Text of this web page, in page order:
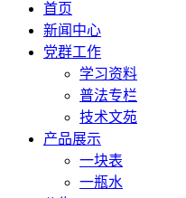
首页
新闻中心
党群工作
学习资料
普法专栏
技术文苑
产品展示
一块表
一瓶水